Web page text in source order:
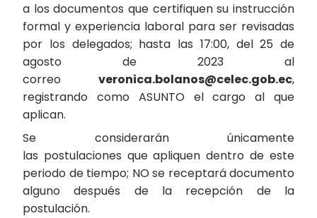
a los documentos que certifiquen su instrucción
formal y experiencia laboral para ser revisadas
por los delegados; hasta las 17:00, del 25 de
agosto de 2023 al
correo veronica.bolanos@celec.gob.ec,
registrando como ASUNTO el cargo al que
aplican.
Se considerarán únicamente
las postulaciones que apliquen dentro de este
periodo de tiempo; NO se receptará documento
alguno después de la recepción de la
postulación.